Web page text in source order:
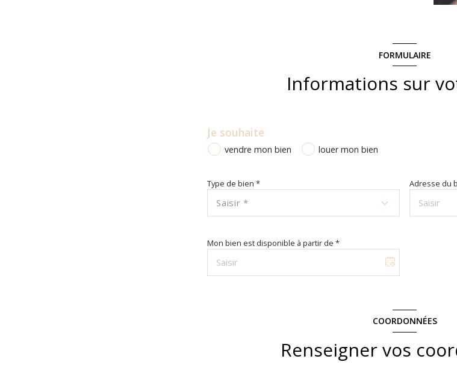
FORMULAIRE
Informations sur
Je souhaite
vendre mon bien louer mon bien
Type de bien *
Saisir *
Adresse du
Mon bien est disponible à partir de *
COORDONNÉES
Renseigner vos